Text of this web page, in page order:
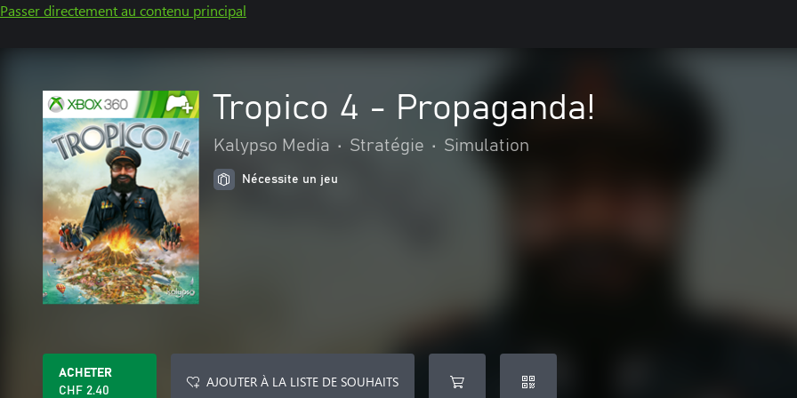
Passer directement au contenu principal
Tropico 4 - Propaganda!
Kalypso Media • Stratégie • Simulation
Nécessite un jeu
ACHETER
CHF 2.40
AJOUTER À LA LISTE DE SOUHAITS